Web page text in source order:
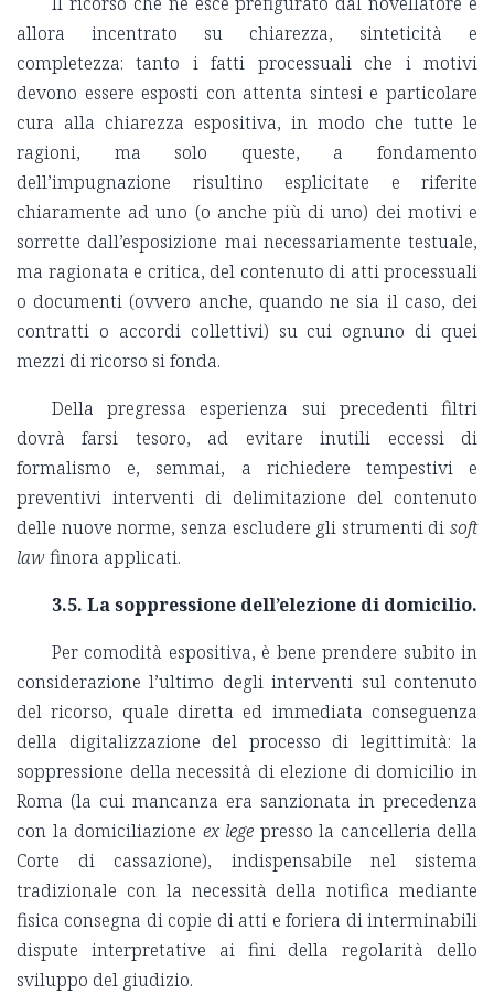
allora incentrato su chiarezza, sinteticità e
completezza: tanto i fatti processuali che i motivi
devono essere esposti con attenta sintesi e particolare
cura alla chiarezza espositiva, in modo che tutte le
ragioni, ma solo queste, a fondamento
dell’impugnazione risultino esplicitate e riferite
chiaramente ad uno (o anche più di uno) dei motivi e
sorrette dall’esposizione mai necessariamente testuale,
ma ragionata e critica, del contenuto di atti processuali
o documenti (ovvero anche, quando ne sia il caso, dei
contratti o accordi collettivi) su cui ognuno di quei
mezzi di ricorso si fonda.
Della pregressa esperienza sui precedenti filtri
dovrà farsi tesoro, ad evitare inutili eccessi di
formalismo e, semmai, a richiedere tempestivi e
preventivi interventi di delimitazione del contenuto
delle nuove norme, senza escludere gli strumenti di soft
lawfinora applicati.
3.5. La soppressione dell’elezione di domicilio.
Per comodità espositiva, è bene prendere subito in
considerazione l’ultimo degli interventi sul contenuto
del ricorso, quale diretta ed immediata conseguenza
della digitalizzazione del processo di legittimità: la
soppressione della necessità di elezione di domicilio in
Roma (la cui mancanza era sanzionata in precedenza
con la domiciliazione ex lege presso la cancelleria della
Corte di cassazione), indispensabile nel sistema
tradizionale con la necessità della notifica mediante
fisica consegna di copie di atti e foriera di interminabili
dispute interpretative ai fini della regolarità dello
sviluppo del giudizio.